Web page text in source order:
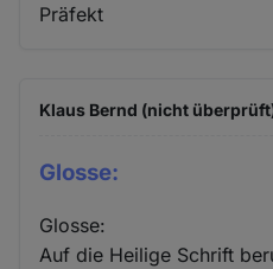
Präfekt
Klaus Bernd (nicht
Glosse:
Glosse:
Auf die Heilige Schrift